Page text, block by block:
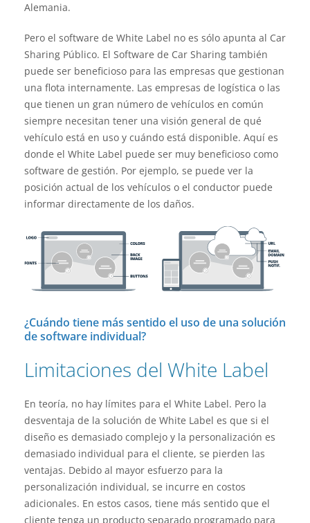
Alemania.
Pero el software de White Label no es sólo apunta al Car
Sharing Público. El Software de Car Sharing también
puede ser beneficioso para las empresas que gestionan
una flota internamente. Las empresas de logística o las
que tienen un gran número de vehículos en común
siempre necesitan tener una visión general de qué
vehículo está en uso y cuándo está disponible. Aquí es
donde el White Label puede ser muy beneficioso como
software de gestión. Por ejemplo, se puede ver la
posición actual de los vehículos o el conductor puede
informar directamente de los daños.
¿Cuándo tiene más sentido el uso de una solución
de software individual?
Limitaciones del White Label
En teoría, no hay límites para el White Label. Pero la
desventaja de la solución de White Label es que si el
diseño es demasiado complejo y la personalización es
demasiado individual para el cliente, se pierden las
ventajas. Debido al mayor esfuerzo para la
personalización individual, se incurre en costos
adicionales. En estos casos, tiene más sentido que el
cliente tenga un producto separado programado para